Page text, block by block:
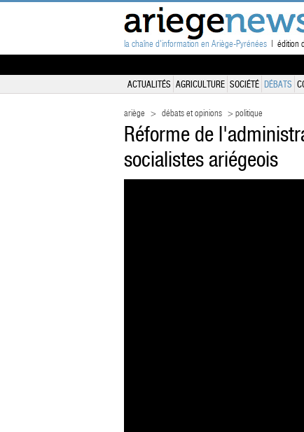
la chaîne d'information en Ariège-Pyrénées | édition
ACTUALITÉS AGRICULTURE SOCIÉTÉ DÉBATS
ariège > débats et opinions > politique
Réforme de
socialistes ariégeois